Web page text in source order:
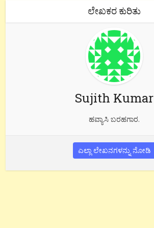
ಲೇಖಕರ ಕುರಿತು
Sujith Kumar
ಹವ್ಯಾಸಿ ಬರಹಗಾರ.
ಎಲ್ಲಾ ಲೇಖನಗಳನ್ನು ನೋಡಿ